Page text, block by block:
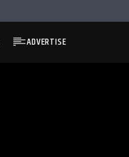
ADVERTISE